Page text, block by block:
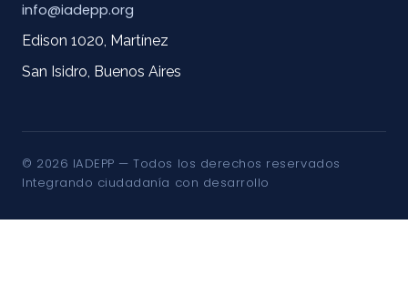
info@iadepp.org
Edison 1020, Martínez
San Isidro, Buenos Aires
© 2026 IADEPP — Todos los derechos reservados
Integrando ciudadanía con desarrollo